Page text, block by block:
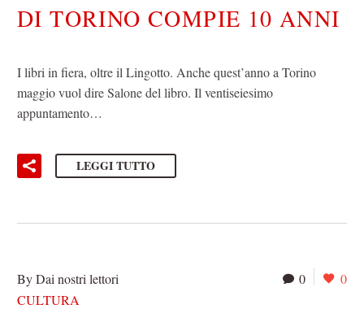
DI TORINO COMPIE 10 ANNI
I libri in fiera, oltre il Lingotto. Anche quest’anno a Torino
maggio vuol dire Salone del libro. Il ventiseiesimo
appuntamento…
LEGGI TUTTO
0 0
By Dai nostri lettori
CULTURA